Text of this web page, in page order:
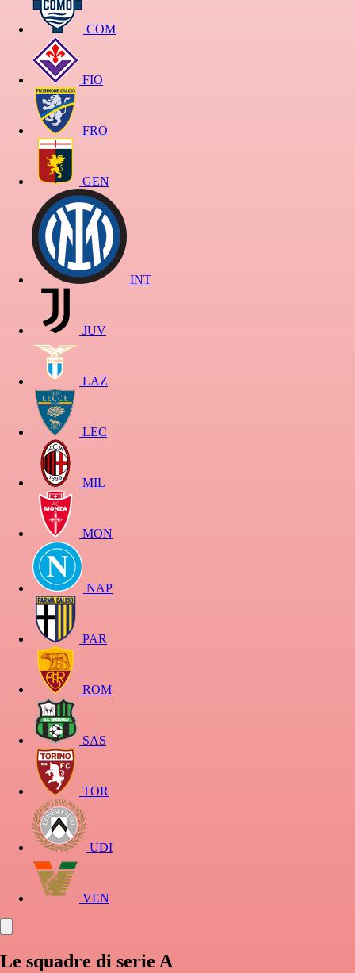
COM
FIO
FRO
GEN
INT
JUV
LAZ
LEC
MIL
MON
NAP
PAR
ROM
SAS
TOR
UDI
VEN
Le squadre di serie A